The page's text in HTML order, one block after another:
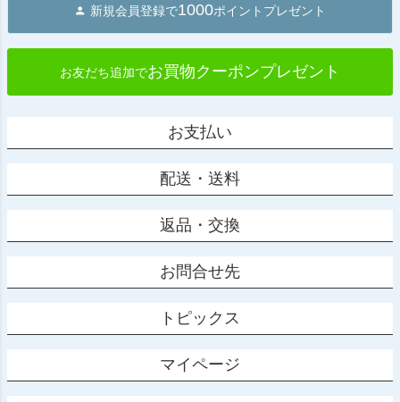
新規会員登録で1000ポイントプレゼント
お友だち追加でお買物クーポンプレゼント
お支払い
配送・送料
返品・交換
お問合せ先
トピックス
マイページ